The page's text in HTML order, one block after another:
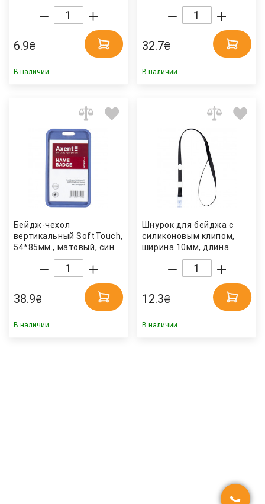
6.9₴
В наличии
32.7₴
В наличии
Бейдж-чехол
вертикальный SoftTouch,
54*85мм., матовый, син.
38.9₴
В наличии
Шнурок для бейджа с
силиконовым клипом,
ширина 10мм, длина
45см. черн. Axent
12.3₴
В наличии